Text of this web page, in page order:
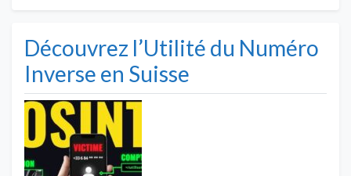
Découvrez l’Utilité du Numéro
Inverse en Suisse